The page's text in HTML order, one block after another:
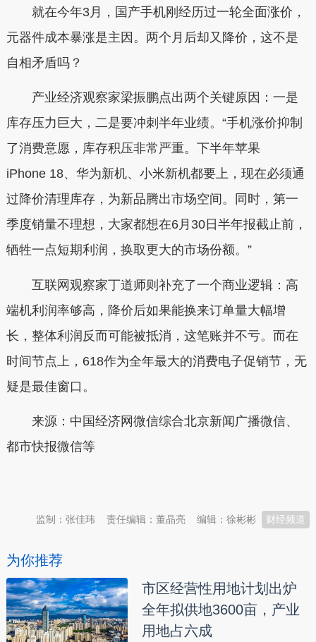
就在今年3月，国产手机刚经历过一轮全面涨价，
元器件成本暴涨是主因。两个月后却又降价，这不是
自相矛盾吗？
产业经济观察家梁振鹏点出两个关键原因：一是
库存压力巨大，二是要冲刺半年业绩。“手机涨价抑制
了消费意愿，库存积压非常严重。下半年苹果
iPhone 18、华为新机、小米新机都要上，现在必须通
过降价清理库存，为新品腾出市场空间。同时，第一
季度销量不理想，大家都想在6月30日半年报截止前，
牺牲一点短期利润，换取更大的市场份额。”
互联网观察家丁道师则补充了一个商业逻辑：高
端机利润率够高，降价后如果能换来订单量大幅增
长，整体利润反而可能被抵消，这笔账并不亏。而在
时间节点上，618作为全年最大的消费电子促销节，无
疑是最佳窗口。
来源：中国经济网微信综合北京新闻广播微信、
都市快报微信等
财经频道
编辑：徐彬彬
责任编辑：董晶亮
监制：张佳玮
为你推荐
市区经营性用地计划出炉
全年拟供地3600亩，产业
用地占六成